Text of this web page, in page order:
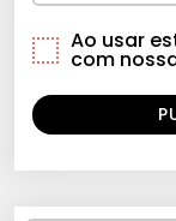
Ao usar
com